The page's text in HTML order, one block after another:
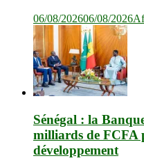
06/08/202606/08/2026
Sénégal : la
milliards de FCFA
développement